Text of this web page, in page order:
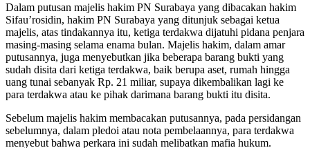
Dalam putusan majelis hakim PN Surabaya yang dibacakan hakim
Sifau’rosidin, hakim PN Surabaya yang ditunjuk sebagai ketua
majelis, atas tindakannya itu, ketiga terdakwa dijatuhi pidana penjara
masing-masing selama enama bulan. Majelis hakim, dalam amar
putusannya, juga menyebutkan jika beberapa barang bukti yang
sudah disita dari ketiga terdakwa, baik berupa aset, rumah hingga
uang tunai sebanyak Rp. 21 miliar, supaya dikembalikan lagi ke
para terdakwa atau ke pihak darimana barang bukti itu disita.
Sebelum majelis hakim membacakan putusannya, pada persidangan
sebelumnya, dalam pledoi atau nota pembelaannya, para terdakwa
menyebut bahwa perkara ini sudah melibatkan mafia hukum.